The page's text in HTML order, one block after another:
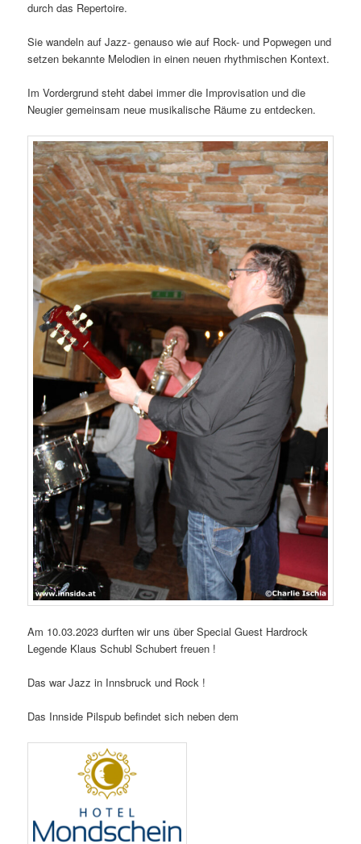
durch das Repertoire.
Sie wandeln auf Jazz- genauso wie auf Rock- und Popwegen und
setzen bekannte Melodien in einen neuen rhythmischen Kontext.
Im Vordergrund steht dabei immer die Improvisation und die
Neugier gemeinsam neue musikalische Räume zu entdecken.
Am 10.03.2023 durften wir uns über Special Guest Hardrock
Legende Klaus Schubl Schubert freuen !
Das war Jazz in Innsbruck und Rock !
Das Innside Pilspub befindet sich neben dem